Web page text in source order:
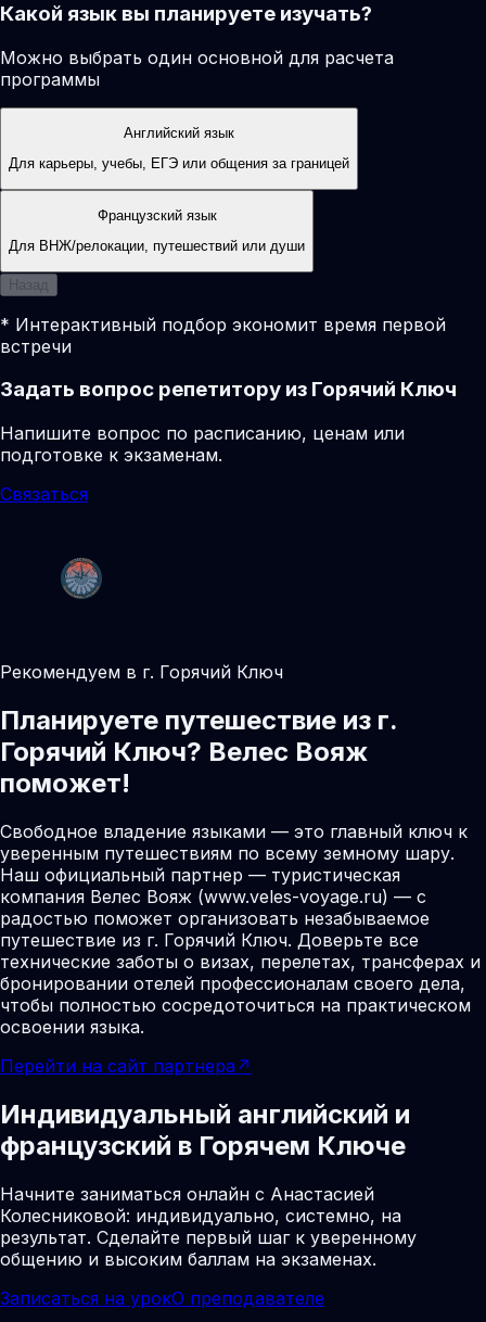
Какой язык вы планируете изучать?
Можно выбрать один основной для расчета
программы
Английский язык
Для карьеры, учебы, ЕГЭ или общения за границей
Французский язык
Для ВНЖ/релокации, путешествий или души
Назад
* Интерактивный подбор экономит время первой
встречи
Задать вопрос репетитору из Горячий Ключ
Напишите вопрос по расписанию, ценам или
подготовке к экзаменам.
Связаться
Рекомендуем в г. Горячий Ключ
Планируете путешествие из г.
Горячий Ключ? Велес Вояж
поможет!
Свободное владение языками — это главный ключ к
уверенным путешествиям по всему земному шару.
Наш официальный партнер — туристическая
компания Велес Вояж (www.veles-voyage.ru) — с
радостью поможет организовать незабываемое
путешествие из г. Горячий Ключ. Доверьте все
технические заботы о визах, перелетах, трансферах и
бронировании отелей профессионалам своего дела,
чтобы полностью сосредоточиться на практическом
освоении языка.
Перейти на сайт партнера ↗
Индивидуальный английский и
французский в Горячем Ключе
Начните заниматься онлайн с Анастасией
Колесниковой: индивидуально, системно, на
результат. Сделайте первый шаг к уверенному
общению и высоким баллам на экзаменах.
Записаться на урокО преподавателе